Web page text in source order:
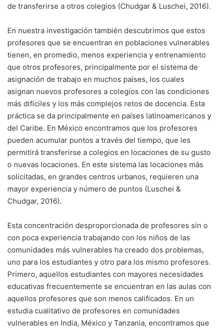
de transferirse a otros colegios (Chudgar & Luschei, 2016).
En nuestra investigación también descubrimos que estos
profesores que se encuentran en poblaciones vulnerables
tienen, en promedio, menos experiencia y entrenamiento
que otros profesores, principalmente por el sistema de
asignación de trabajo en muchos países, los cuales
asignan nuevos profesores a colegios con las condiciones
más difíciles y los más complejos retos de docencia. Esta
práctica se da principalmente en países latinoamericanos y
del Caribe. En México encontramos que los profesores
pueden acumular puntos a través del tiempo, que les
permitirá transferirse a colegios en locaciones de su gusto
o nuevas locaciones. En este sistema las locaciones más
solicitadas, en grandes centros urbanos, requieren una
mayor experiencia y número de puntos (Luschei &
Chudgar, 2016).
Esta concentración desproporcionada de profesores sin o
con poca experiencia trabajando con los niños de las
comunidades más vulnerables ha creado dos problemas,
uno para los estudiantes y otro para los mismo profesores.
Primero, aquellos estudiantes con mayores necesidades
educativas frecuentemente se encuentran en las aulas con
aquellos profesores que son menos calificados. En un
estudia cualitativo de profesores en comunidades
vulnerables en India, México y Tanzania, encontramos que